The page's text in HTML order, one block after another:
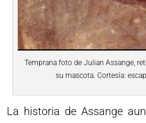
Temprana foto de Julian Assange,
su mascota. Cortesía:
La historia de Assange